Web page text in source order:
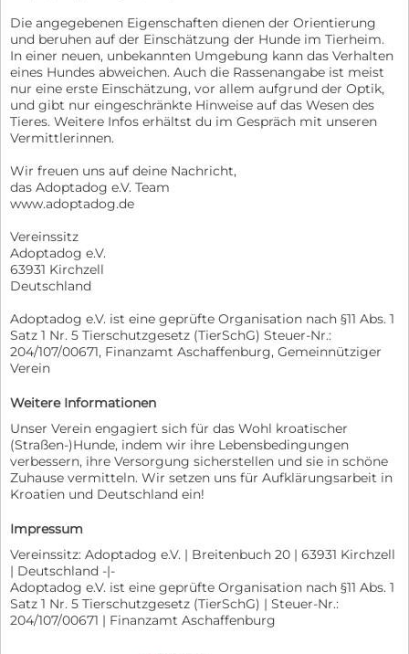
Die angegebenen Eigenschaften dienen der Orientierung
und beruhen auf der Einschätzung der Hunde im Tierheim.
In einer neuen, unbekannten Umgebung kann das Verhalten
eines Hundes abweichen. Auch die Rassenangabe ist meist
nur eine erste Einschätzung, vor allem aufgrund der Optik,
und gibt nur eingeschränkte Hinweise auf das Wesen des
Tieres. Weitere Infos erhältst du im Gespräch mit unseren
Vermittlerinnen.
Wir freuen uns auf deine Nachricht,
das Adoptadog e.V. Team
www.adoptadog.de
Vereinssitz
Adoptadog e.V.
63931 Kirchzell
Deutschland
Adoptadog e.V. ist eine geprüfte Organisation nach §11 Abs. 1
Satz 1 Nr. 5 Tierschutzgesetz (TierSchG) Steuer-Nr.:
204/107/00671, Finanzamt Aschaffenburg, Gemeinnütziger
Verein
Weitere Informationen
Unser Verein engagiert sich für das Wohl kroatischer
(Straßen-)Hunde, indem wir ihre Lebensbedingungen
verbessern, ihre Versorgung sicherstellen und sie in schöne
Zuhause vermitteln. Wir setzen uns für Aufklärungsarbeit in
Kroatien und Deutschland ein!
Impressum
Vereinssitz: Adoptadog e.V. | Breitenbuch 20 | 63931 Kirchzell
| Deutschland -|-
Adoptadog e.V. ist eine geprüfte Organisation nach §11 Abs. 1
Satz 1 Nr. 5 Tierschutzgesetz (TierSchG) | Steuer-Nr.:
204/107/00671 | Finanzamt Aschaffenburg